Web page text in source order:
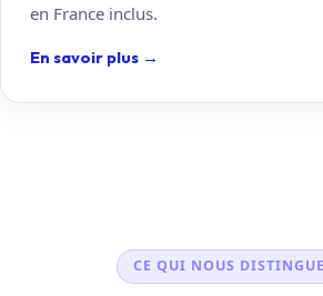
en France inclus.
En savoir plus →
CE QUI NOUS DISTINGUE